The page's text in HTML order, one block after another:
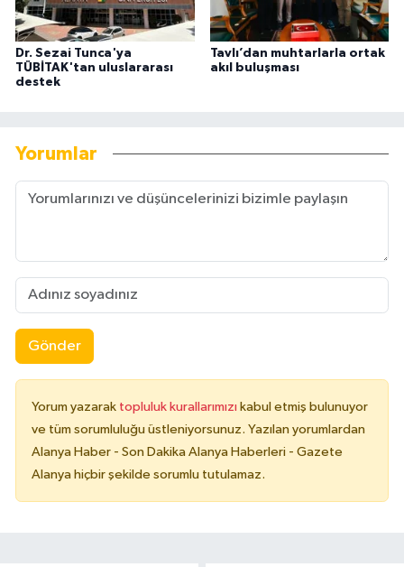
Dr. Sezai Tunca'ya
TÜBİTAK'tan uluslararası
destek
Tavlı’dan muhtarlarla ortak
akıl buluşması
Yorumlar
Gönder
Yorum yazarak topluluk kurallarımızı kabul etmiş bulunuyor
ve tüm sorumluluğu üstleniyorsunuz. Yazılan yorumlardan
Alanya Haber - Son Dakika Alanya Haberleri - Gazete
Alanya hiçbir şekilde sorumlu tutulamaz.